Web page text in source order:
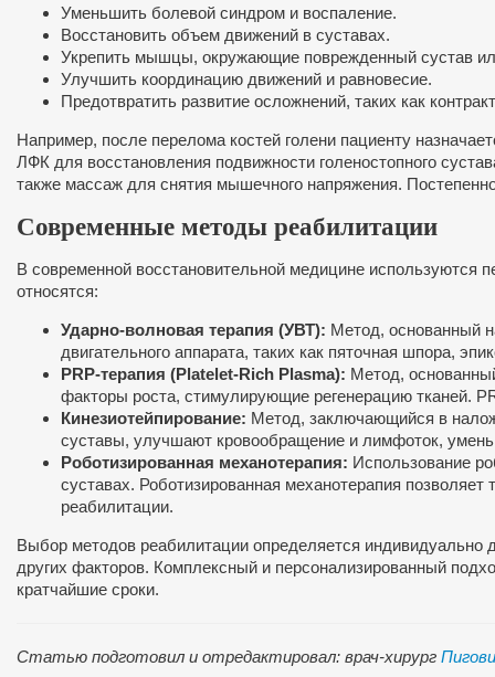
Уменьшить болевой синдром и воспаление.
Восстановить объем движений в суставах.
Укрепить мышцы, окружающие поврежденный сустав
Улучшить координацию движений и равновесие.
Предотвратить развитие осложнений, таких как
Например, после перелома костей голени пациенту
ЛФК для восстановления подвижности голеностопного
также массаж для снятия мышечного напряжения.
Современные методы реабилитации
В современной восстановительной медицине
относятся:
Ударно-волновая терапия (УВТ): Метод, основанный
двигательного аппарата, таких как пяточная шпора,
PRP-терапия (Platelet-Rich Plasma): Метод,
факторы роста, стимулирующие регенерацию тканей.
Кинезиотейпирование: Метод, заключающийся в
суставы, улучшают кровообращение и лимфоток,
Роботизированная механотерапия: Использование
суставах. Роботизированная механотерапия
реабилитации.
Выбор методов реабилитации определяется индивидуально
других факторов. Комплексный и персонализированный
кратчайшие сроки.
Статью подготовил и отредактировал: врач-хирург